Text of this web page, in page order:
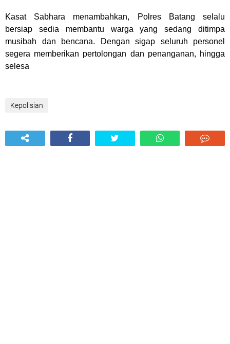
Kasat Sabhara menambahkan, Polres Batang selalu
bersiap sedia membantu warga yang sedang ditimpa
musibah dan bencana. Dengan sigap seluruh personel
segera memberikan pertolongan dan penanganan, hingga
selesa
Kepolisian